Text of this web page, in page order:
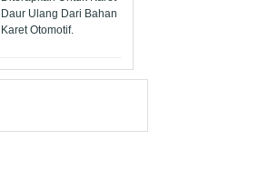
Daur Ulang Dari Bahan
Karet Otomotif.